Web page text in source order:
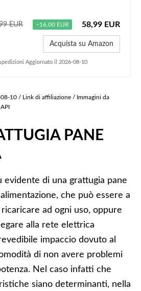
EUR −16,00 EUR 58,99 EUR
Acquista su Amazon
Aggiornato il 2026-08-10
10 / Link di affiliazione / Immagini da
PANE
evidente di una grattugia pane
che può essere a
ad ogni uso, oppure
alla rete elettrica
impaccio dovuto al
di non avere problemi
Nel caso infatti che
siano determinanti, nella